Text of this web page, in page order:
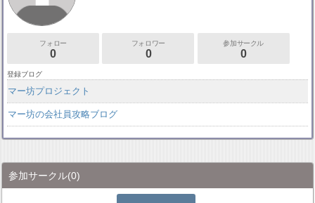
フォロー
0
フォロワー
0
参加サークル
0
登録ブログ
マー坊プロジェクト
マー坊の会社員攻略ブログ
参加サークル(0)